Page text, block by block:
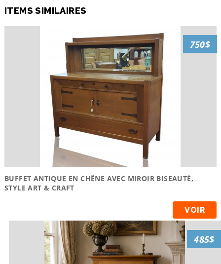
ITEMS SIMILAIRES
BUFFET ANTIQUE EN CHÊNE AVEC MIROIR BISEAUTÉ,
STYLE ART & CRAFT
VOIR
750$
485$